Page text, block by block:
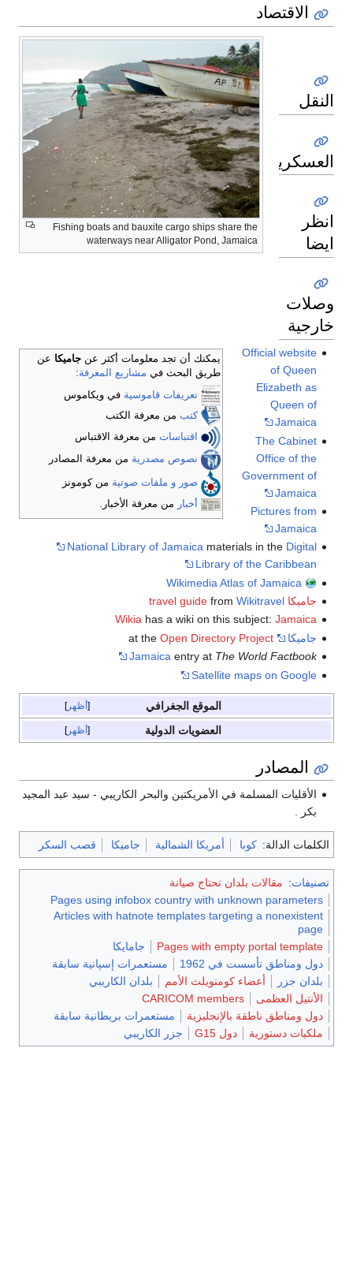
الاقتصاد
Fishing boats and bauxite cargo ships share the
waterways near Alligator Pond, Jamaica
النقل
العسكرية
انظر
ايضا
وصلات
خارجية
يمكنك أن تجد معلومات أكثر عنجاميكا عن
طريق البحث في مشاريع المعرفة:
تعريفات قاموسية في ويكاموس
كتب من معرفة الكتب
اقتباسات من معرفة الاقتباس
نصوص مصدرية من معرفة المصادر
صور و ملفات صوتية من كومونز
أخبار
من معرفة الأخبار.
Official website
of Queen
Elizabeth as
Queen of
Jamaica
The Cabinet
Office of the
Government of
Jamaica
Pictures from
Jamaica
National Library of Jamaicamaterials in the Digital
Library of the Caribbean
Wikimedia Atlas of Jamaica
جاميكا travel guide
from Wikitravel
Wikiahas a wiki on this subject: Jamaica
جاميكا
at the
Open Directory Project
Jamaicaentry at The World Factbook
Satellite maps on Google
أظهر الموقع الجغرافي
أظهر العضويات الدولية
المصادر
الأقليات المسلمة في الأمريكتين والبحر الكاريبي - سيد عبد المجيد
بكر .
الكلمات الدالة: كوبا أمريكا الشمالية جاميكا قصب السكر
تصنيفات: مقالات بلدان تحتاج صيانة
Pages using infobox country with unknown parameters
Articles with hatnote templates targeting a nonexistent
page
Pages with empty portal template
جامايكا
دول ومناطق تأسست في 1962
مستعمرات إسپانية سابقة
بلدان جزر
أعضاء كومنويلث الأمم
بلدان الكاريبي
الأنتيل العظمى
CARICOM members
دول ومناطق ناطقة بالإنجليزية
مستعمرات بريطانية سابقة
ملكيات دستورية
دول G15 جزر الكاريبي